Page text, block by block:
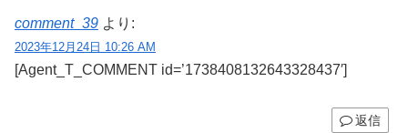
comment_39 より:
2023年12月24日 10:26 AM
[Agent_T_COMMENT id=’1738408132643328437′]
返信